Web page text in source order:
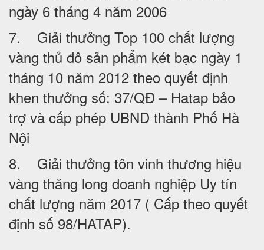
ngày 6 tháng 4 năm 2006
7. Giải thưởng Top 100 chất lượng
vàng thủ đô sản phẩm két bạc ngày 1
tháng 10 năm 2012 theo quyết định
khen thưởng số: 37/QĐ – Hatap bảo
trợ và cấp phép UBND thành Phố Hà
Nội
8. Giải thưởng tôn vinh thương hiệu
vàng thăng long doanh nghiệp Uy tín
chất lượng năm 2017 ( Cấp theo quyết
định số 98/HATAP).